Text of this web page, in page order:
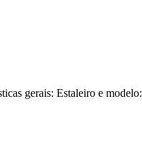
gerais: Estaleiro e modelo: